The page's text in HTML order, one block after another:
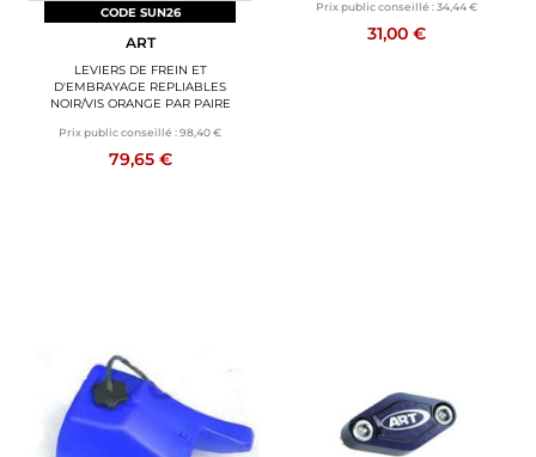
CODE SUN26
ART
LEVIERS DE FREIN ET
D'EMBRAYAGE REPLIABLES
NOIR/VIS ORANGE PAR PAIRE
Prix public conseillé :98,40 €
79,65 €
Prix public conseillé : 34,44 €
31,00 €